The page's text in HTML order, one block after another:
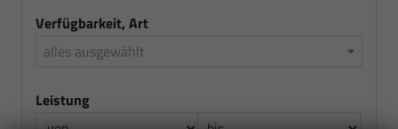
Verfügbarkeit, Art
alles ausgewählt
Leistung